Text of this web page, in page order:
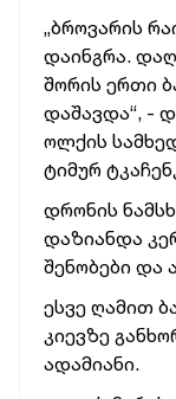
„ბროვარის
დაინგრა.
შორის ერთი
დაშავდა“, -
ოლქის
ტიმურ
დრონის
დაზიანდა
შენობები და
ესვე ღამით
კიევზე
ადამიანი.